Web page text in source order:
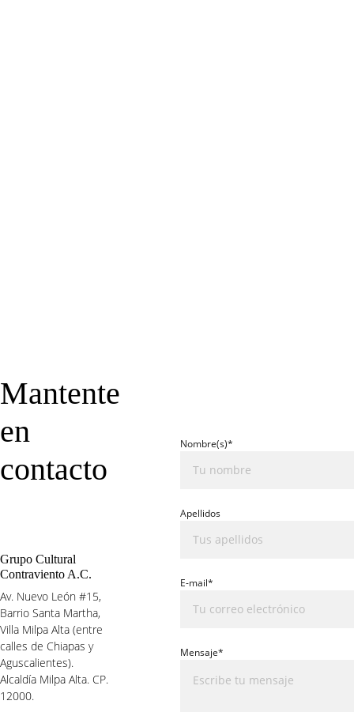
Mantente
en
contacto
Grupo Cultural
Contraviento A.C.
Av. Nuevo León #15,
Barrio Santa Martha,
Villa Milpa Alta (entre
calles de Chiapas y
Aguscalientes).
Alcaldía Milpa Alta. CP.
12000.
Nombre(s)*
Apellidos
E-mail*
Mensaje*